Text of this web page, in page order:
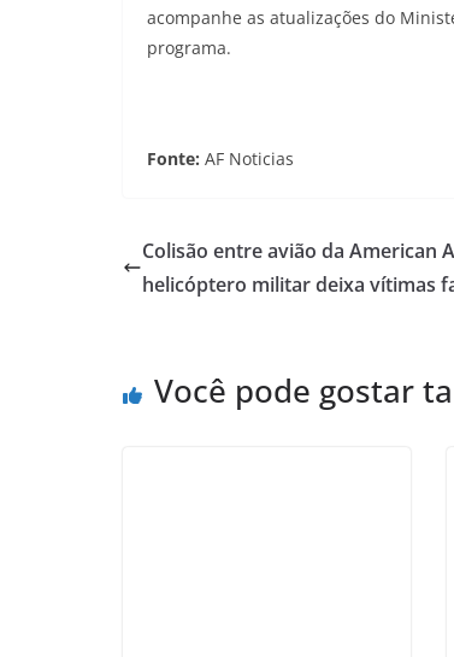
acompanhe as atualizações do
programa.
Fonte: AF Noticias
Colisão entre avião da American
helicóptero militar deixa vítimas
Você pode gostar